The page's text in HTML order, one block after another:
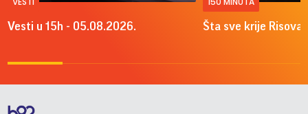
Vesti u 15h - 05.08.2026. Šta sve krije